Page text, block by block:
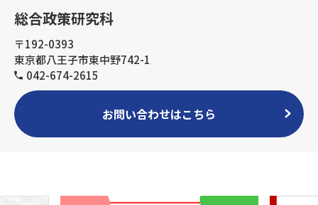
総合政策研究科
〒192-0393
東京都八王子市東中野742-1
042-674-2615
お問い合わせはこちら